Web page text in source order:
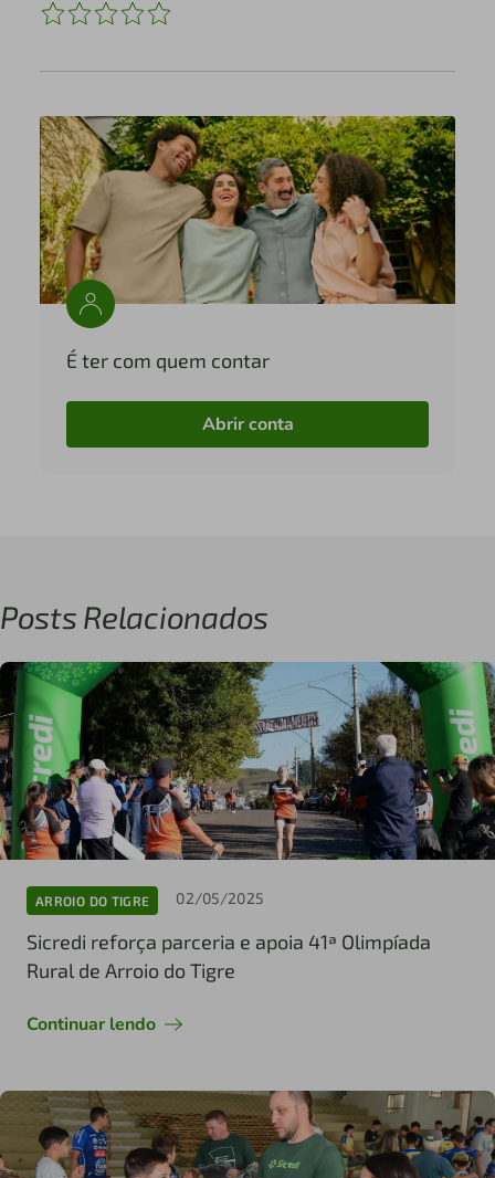
É ter com quem contar
Abrir conta
Posts Relacionados
ARROIO DO TIGRE 02/05/2025
Sicredi reforça parceria e apoia 41ª Olimpíada
Rural de Arroio do Tigre
Continuar lendo